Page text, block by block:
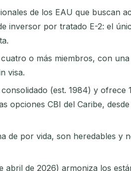
de los EAU que buscan
inversor por tratado E-2: el
o más miembros, con
visa.
(est. 1984) y ofrece
opciones CBI del Caribe,
de por vida, son heredables y
abril de 2026) armoniza los